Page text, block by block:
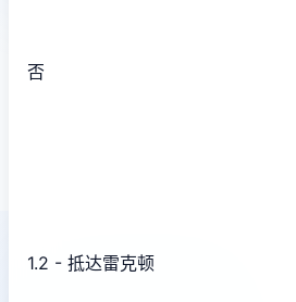
否
1.2 - 抵达雷克顿